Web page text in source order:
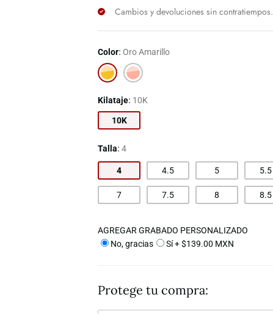
Cambios y devoluciones sin contratiempos.
Color Oro Amarillo
Oro
Amarillo
Oro
Rosa
Kilataje 10K
10K
Talla 4
4 4.5 5 5.5
7 7.5 8 8.5
AGREGAR GRABADO PERSONALIZADO
No, gracias
Sí + $139.00 MXN
Protege tu compra: